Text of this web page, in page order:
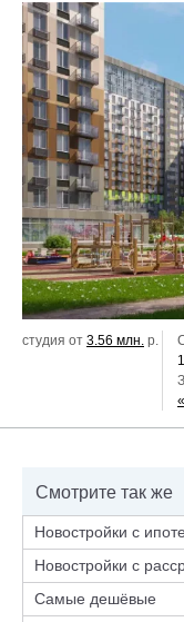
студия от 3.56 млн. р.
Смотрите так же
Новостройки с
Новостройки с
Самые дешёвые